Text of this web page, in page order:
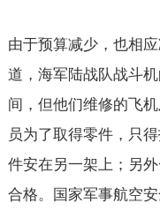
由于预算减少，也相
道，海军陆战队战斗
间，但他们维修的飞
员为了取得零件，只
件安在另一架上；另
合格。国家军事航空